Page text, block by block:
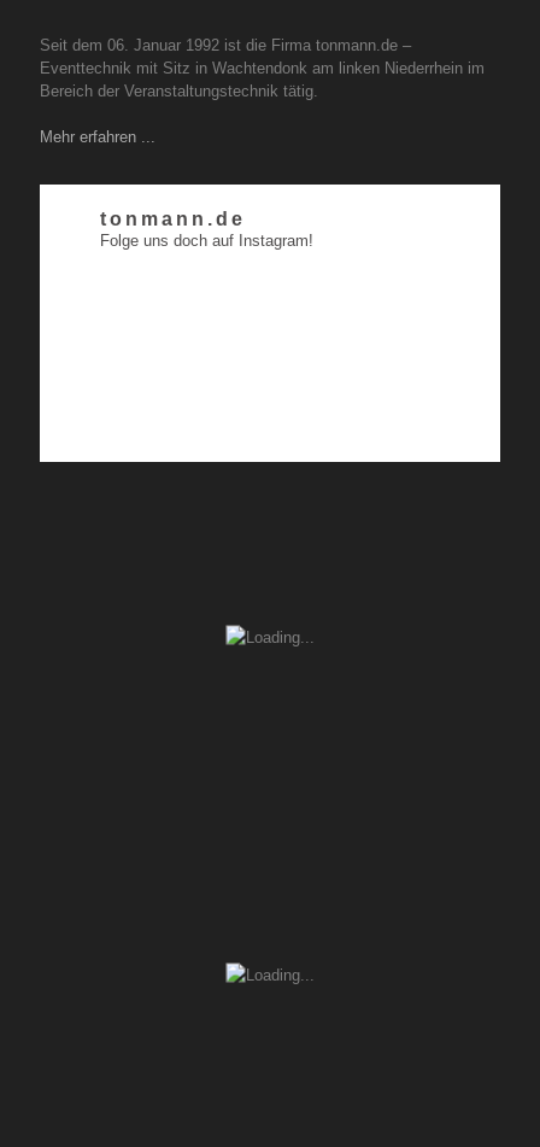
Seit dem 06. Januar 1992 ist die Firma tonmann.de –
Eventtechnik mit Sitz in Wachtendonk am linken Niederrhein im
Bereich der Veranstaltungstechnik tätig.
Mehr erfahren ...
tonmann.de
Folge uns doch auf Instagram!